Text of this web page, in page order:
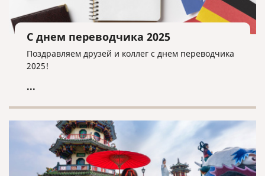
С днем переводчика 2025
Поздравляем друзей и коллег с днем переводчика
2025!
...